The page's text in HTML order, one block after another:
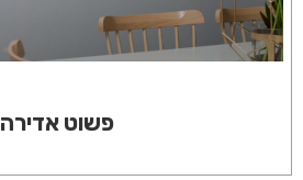
פשוט אדירה